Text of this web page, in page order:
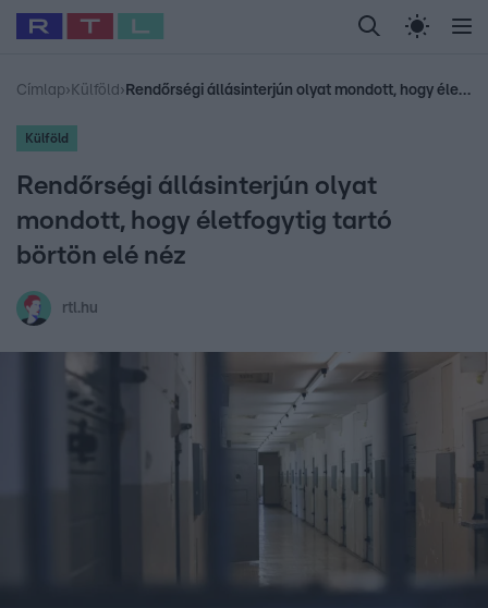
Legfrissebb RTL Híradó Randi Celeb vagyok,
Babits Marcella Most Wanted Gallusz
Címlap› Külföld › Rendőrségi állásinterjún olyat mondott, hogy életfogytig tartó börtön elé néz
Külföld
Rendőrségi állásinterjún olyat
mondott, hogy életfogytig tartó
börtön elé néz
rtl.hu